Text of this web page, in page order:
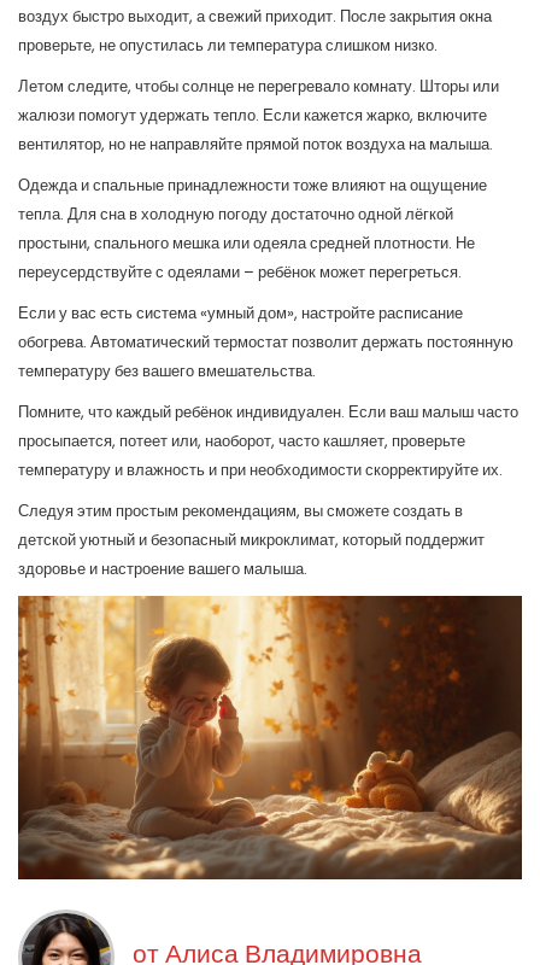
воздух быстро выходит, а свежий приходит. После закрытия окна
проверьте, не опустилась ли температура слишком низко.
Летом следите, чтобы солнце не перегревало комнату. Шторы или
жалюзи помогут удержать тепло. Если кажется жарко, включите
вентилятор, но не направляйте прямой поток воздуха на малыша.
Одежда и спальные принадлежности тоже влияют на ощущение
тепла. Для сна в холодную погоду достаточно одной лёгкой
простыни, спального мешка или одеяла средней плотности. Не
переусердствуйте с одеялами – ребёнок может перегреться.
Если у вас есть система «умный дом», настройте расписание
обогрева. Автоматический термостат позволит держать постоянную
температуру без вашего вмешательства.
Помните, что каждый ребёнок индивидуален. Если ваш малыш часто
просыпается, потеет или, наоборот, часто кашляет, проверьте
температуру и влажность и при необходимости скорректируйте их.
Следуя этим простым рекомендациям, вы сможете создать в
детской уютный и безопасный микроклимат, который поддержит
здоровье и настроение вашего малыша.
отАлиса Владимировна